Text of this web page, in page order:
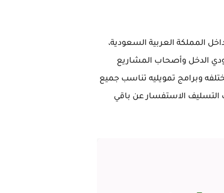
المملكة العربية السعودية،
فوائد تصل حتي 60 الف للأشخاص محدودي الدخل وأصحاب المشاريع
وبرامج تمويليه تناسب جميع
التسليف الاستفسار عن باقي